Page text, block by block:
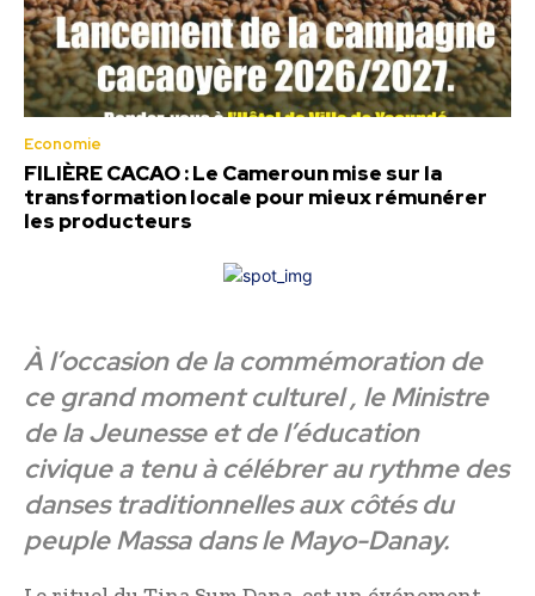
Economie
FILIÈRE CACAO : Le Cameroun mise sur la
transformation locale pour mieux rémunérer
les producteurs
À l’occasion de la commémoration de
ce grand moment culturel , le Ministre
de la Jeunesse et de l’éducation
civique a tenu à célébrer au rythme des
danses traditionnelles aux côtés du
peuple Massa dans le Mayo-Danay.